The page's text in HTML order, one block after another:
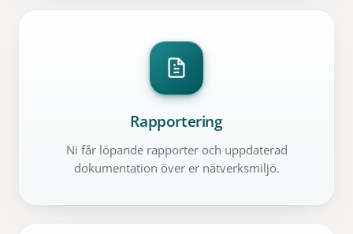
Rapportering
Ni får löpande rapporter och uppdaterad
dokumentation över er nätverksmiljö.